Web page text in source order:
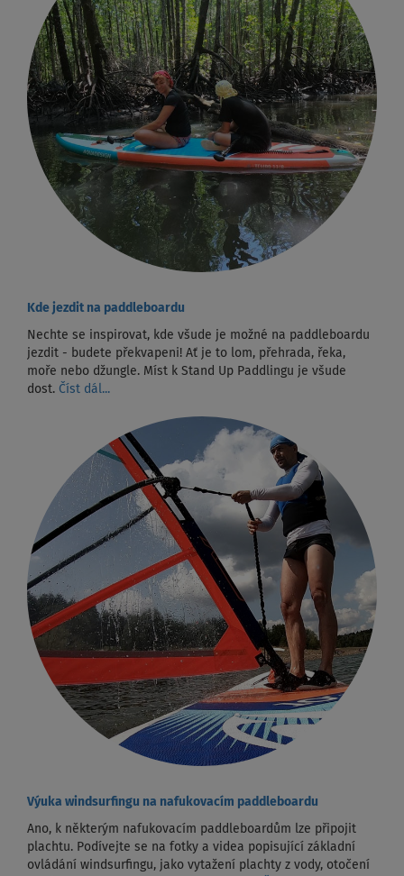
Kde jezdit na paddleboardu
Nechte se inspirovat, kde všude je možné na paddleboardu
jezdit - budete překvapeni! Ať je to lom, přehrada, řeka,
moře nebo džungle. Míst k Stand Up Paddlingu je všude
dost. Číst dál...
Výuka windsurfingu na nafukovacím paddleboardu
Ano, k některým nafukovacím paddleboardům lze připojit
plachtu. Podívejte se na fotky a videa popisující základní
ovládání windsurfingu, jako vytažení plachty z vody, otočení